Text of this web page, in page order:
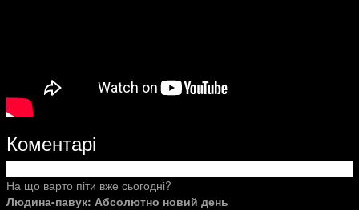
Коментарі
На що варто піти вже сьогодні?
Людина-павук: Абсолютно новий день